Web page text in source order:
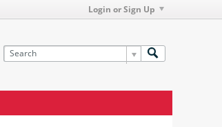
Login or Sign Up